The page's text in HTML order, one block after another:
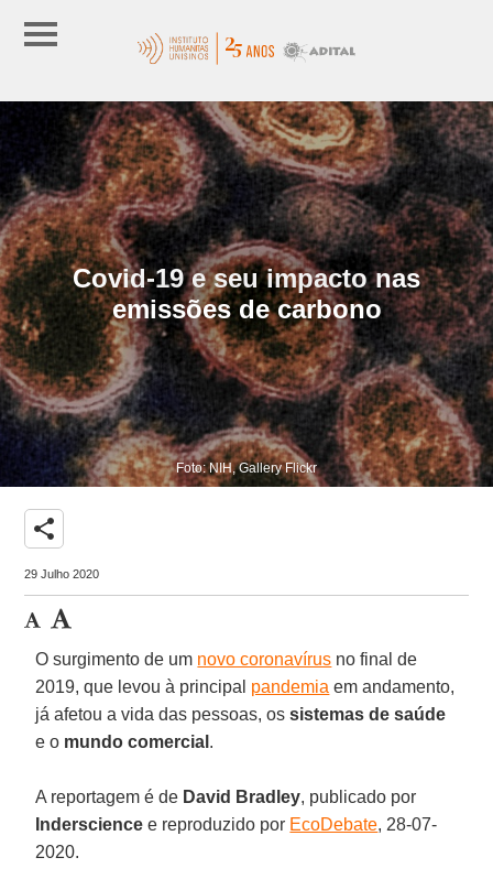
Covid-19 e seu impacto nas
emissões de carbono
Foto: NIH, Gallery Flickr
share
29 Julho 2020
O surgimento de um novo coronavírus no final de
2019, que levou à principal pandemia em andamento,
já afetou a vida das pessoas, ossistemas de saúde
e o mundo comercial .
A reportagem é de David Bradley, publicado por
Inderscience e reproduzido por EcoDebate, 28-07-
2020.